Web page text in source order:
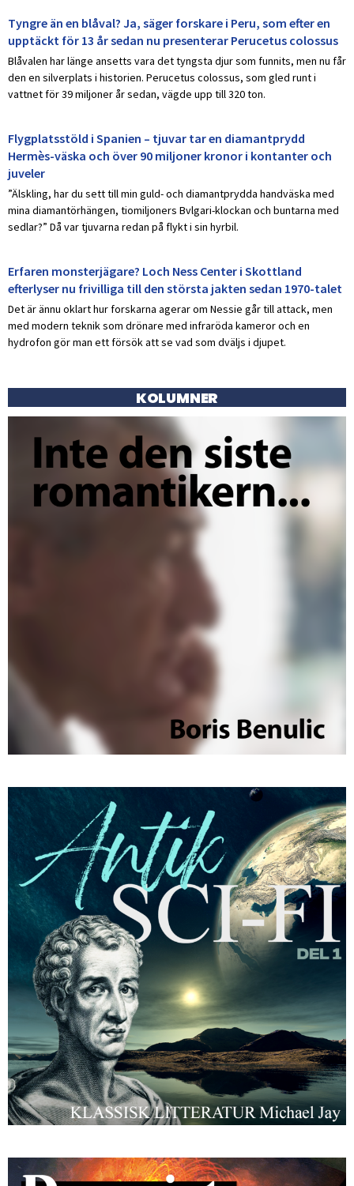
Tyngre än en blåval? Ja, säger forskare i Peru, som efter en
upptäckt för 13 år sedan nu presenterar Perucetus colossus
Blåvalen har länge ansetts vara det tyngsta djur som funnits, men nu får
den en silverplats i historien. Perucetus colossus, som gled runt i
vattnet för 39 miljoner år sedan, vägde upp till 320 ton.
Flygplatsstöld i Spanien – tjuvar tar en diamantprydd
Hermès-väska och över 90 miljoner kronor i kontanter och
juveler
”Älskling, har du sett till min guld- och diamantprydda handväska med
mina diamantörhängen, tiomiljoners Bvlgari-klockan och buntarna med
sedlar?” Då var tjuvarna redan på flykt i sin hyrbil.
Erfaren monsterjägare? Loch Ness Center i Skottland
efterlyser nu frivilliga till den största jakten sedan 1970-talet
Det är ännu oklart hur forskarna agerar om Nessie går till attack, men
med modern teknik som drönare med infraröda kameror och en
hydrofon gör man ett försök att se vad som dväljs i djupet.
KOLUMNER